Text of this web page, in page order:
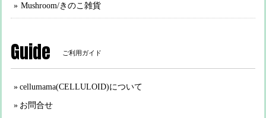
Mushroom/きのこ雑貨
Guide ご利用ガイド
cellumama(CELLULOID)について
お問合せ